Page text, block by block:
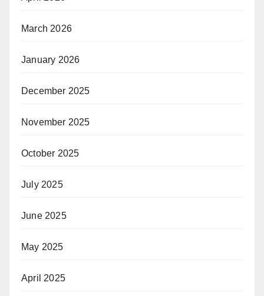
March 2026
January 2026
December 2025
November 2025
October 2025
July 2025
June 2025
May 2025
April 2025